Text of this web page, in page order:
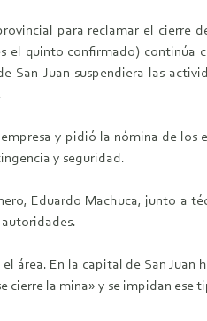
para reclamar el cierre
quinto confirmado) continúa
San Juan suspendiera las
y pidió la nómina de los
y seguridad.
Eduardo Machuca, junto a
autoridades.
En la capital de San Juan
cierre la mina» y se impidan ese